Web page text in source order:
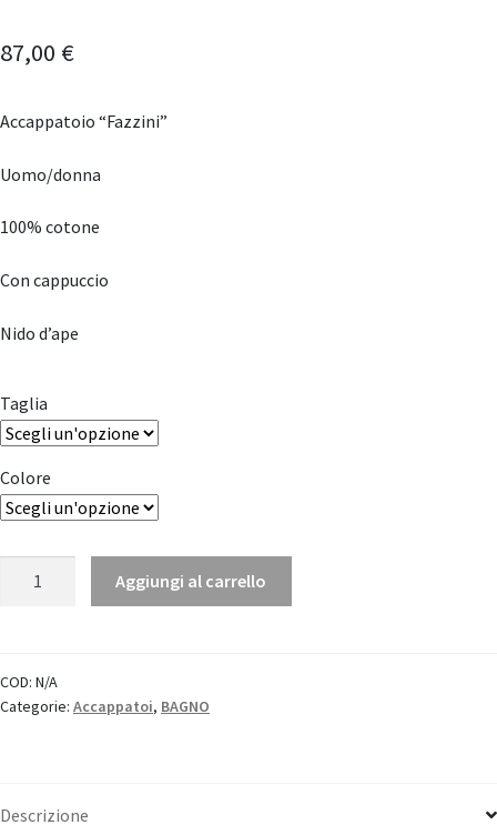
87,00 €
Accappatoio “Fazzini”
Uomo/donna
100% cotone
Con cappuccio
Nido d’ape
Taglia
Colore
quantità
Aggiungi al carrello
COD: N/A
Categorie: Accappatoi, BAGNO
Descrizione